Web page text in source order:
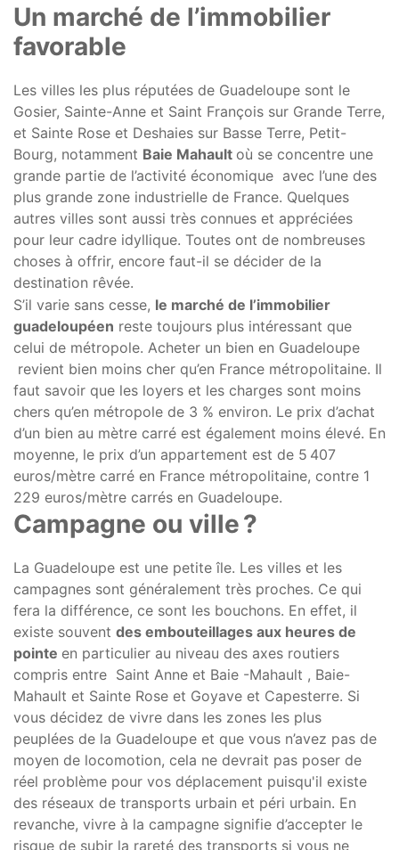
Un marché de l’immobilier
favorable
Les villes les plus réputées de Guadeloupe sont le
Gosier, Sainte-Anne et Saint François sur Grande Terre,
et Sainte Rose et Deshaies sur Basse Terre, Petit-
Bourg, notamment Baie Mahault où se concentre une
grande partie de l’activité économique avec l’une des
plus grande zone industrielle de France. Quelques
autres villes sont aussi très connues et appréciées
pour leur cadre idyllique. Toutes ont de nombreuses
choses à offrir, encore faut-il se décider de la
destination rêvée.
S’il varie sans cesse, le marché de l’immobilier
guadeloupéen reste toujours plus intéressant que
celui de métropole. Acheter un bien en Guadeloupe
revient bien moins cher qu’en France métropolitaine. Il
faut savoir que les loyers et les charges sont moins
chers qu’en métropole de 3 % environ. Le prix d’achat
d’un bien au mètre carré est également moins élevé. En
moyenne, le prix d’un appartement est de 5 407
euros/mètre carré en France métropolitaine, contre 1
229 euros/mètre carrés en Guadeloupe.
Campagne ou ville ?
La Guadeloupe est une petite île. Les villes et les
campagnes sont généralement très proches. Ce qui
fera la différence, ce sont les bouchons. En effet, il
existe souvent des embouteillages aux heures de
pointe en particulier au niveau des axes routiers
compris entre Saint Anne et Baie -Mahault , Baie-
Mahault et Sainte Rose et Goyave et Capesterre. Si
vous décidez de vivre dans les zones les plus
peuplées de la Guadeloupe et que vous n’avez pas de
moyen de locomotion, cela ne devrait pas poser de
réel problème pour vos déplacement puisqu'il existe
des réseaux de transports urbain et péri urbain. En
revanche, vivre à la campagne signifie d’accepter le
risque de subir la rareté des transports si vous ne